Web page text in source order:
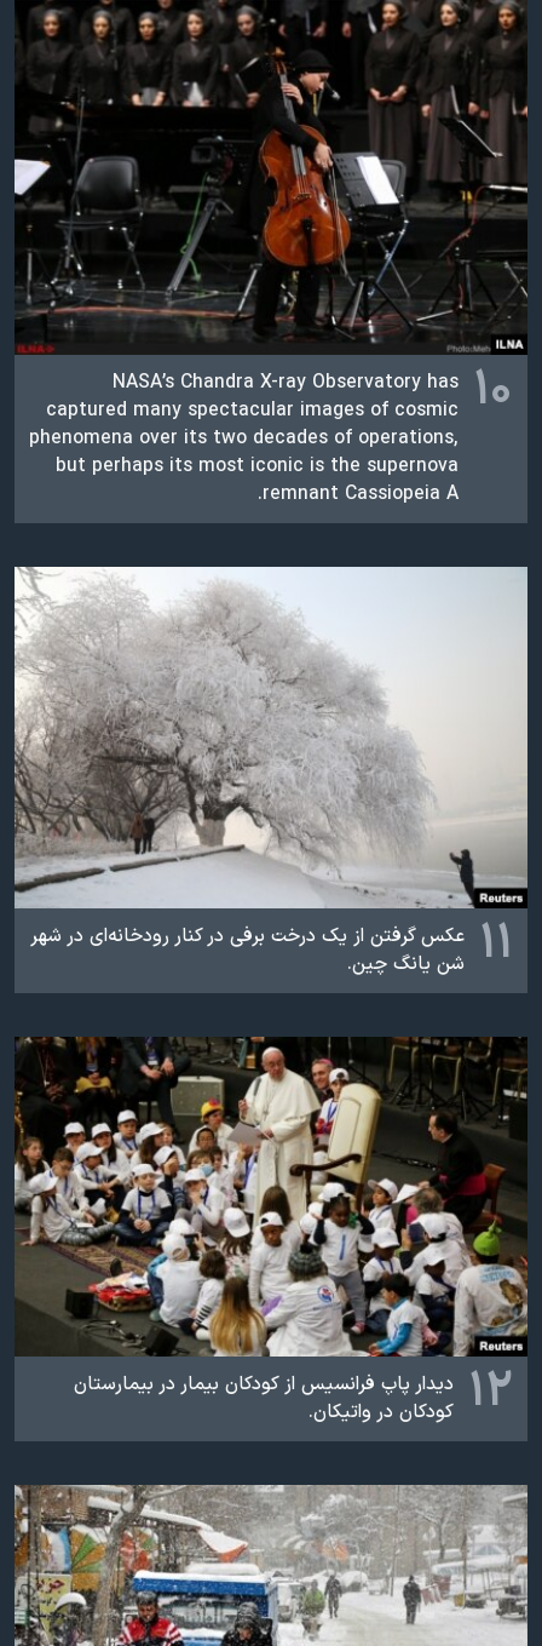
نرگس محمدی برنده جایزه نوبل صلح
همایش محافظه‌کاران آمریکا «سی‌پک»
صفحه‌های ویژه
سفر پرزیدنت ترامپ به چین
۱۰ NASA’s Chandra X-ray Observatory has
captured many spectacular images of cosmic
phenomena over its two decades of operations,
but perhaps its most iconic is the supernova
remnant Cassiopeia A.
۱۱ عکس گرفتن از یک درخت برفی در کنار رودخانه‌ای در شهر
شن یانگ چین.
۱۲
دیدار پاپ فرانسیس از کودکان بیمار در بیمارستان
کودکان در واتیکان.